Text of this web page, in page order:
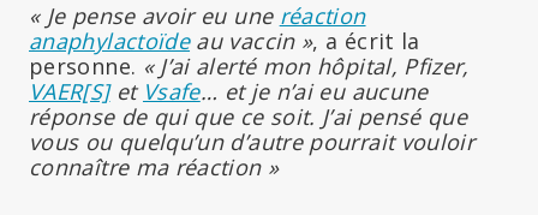
« Je pense avoir eu une réaction
anaphylactoïdeau vaccin », a écrit la
personne. « J’ai alerté mon hôpital, Pfizer,
VAER[S]et Vsafe… et je n’ai eu aucune
réponse de qui que ce soit. J’ai pensé que
vous ou quelqu’un d’autre pourrait vouloir
connaître ma réaction »